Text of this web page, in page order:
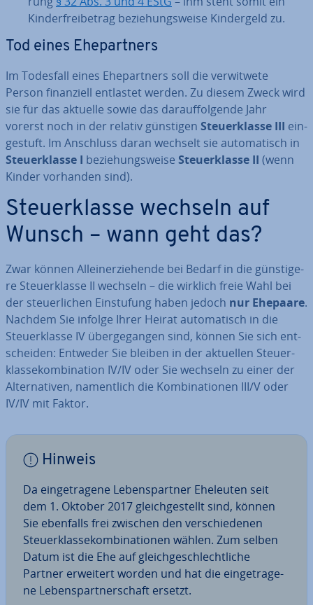
Kin­der­frei­be­trag be­zie­hungs­wei­se Kin­der­geld zu.
Tod eines Ehe­part­ners
Im Todesfall eines Ehe­part­ners soll die ver­wit­we­te
Person fi­nan­zi­ell entlastet werden. Zu diesem Zweck wird
sie für das aktuelle sowie das dar­auf­fol­gen­de Jahr
vorerst noch in der relativ günstigen Steu­er­klas­se III ein­
ge­stuft. Im Anschluss daran wechselt sie au­to­ma­tisch in
Steu­er­klas­se I be­zie­hungs­wei­se Steu­er­klas­se II (wenn
Kinder vorhanden sind).
Steu­er­klas­se wechseln auf
Wunsch – wann geht das?
Zwar können Al­lein­er­zie­hen­de bei Bedarf in die güns­ti­ge­
re Steu­er­klas­se II wechseln – die wirklich freie Wahl bei
der steu­er­li­chen Ein­stu­fung haben jedoch nur Ehepaare.
Nachdem Sie infolge Ihrer Heirat au­to­ma­tisch in die
Steu­er­klas­se IV über­ge­gan­gen sind, können Sie sich ent­
schei­den: Entweder Sie bleiben in der aktuellen Steu­er­
klas­se­kom­bi­na­ti­on IV/IV oder Sie wechseln zu einer der
Al­ter­na­ti­ven, na­ment­lich die Kom­bi­na­tio­nen III/V oder
IV/IV mit Faktor.
Hinweis
Da ein­ge­tra­ge­ne Le­bens­part­ner Eheleuten seit
dem 1. Oktober 2017 gleich­ge­stellt sind, können
Sie ebenfalls frei zwischen den ver­schie­de­nen
Steu­er­klas­se­kom­bi­na­tio­nen wählen. Zum selben
Datum ist die Ehe auf gleich­ge­schlecht­li­che
Partner erweitert worden und hat die ein­ge­tra­ge­
ne Le­bens­part­ner­schaft ersetzt.